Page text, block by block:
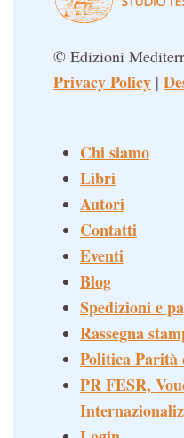
© Edizioni
Privacy Policy |
Chi siamo
Libri
Autori
Contatti
Eventi
Blog
Spedizioni e
Rassegna
Politica Parità
PR FESR,